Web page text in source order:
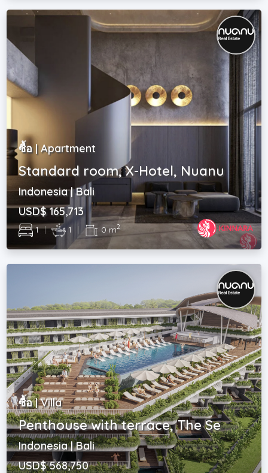
ซื้อ | Apartment
Standard room, X-Hotel, Nuanu
Indonesia | Bali
USD$ 165,713
1 | 1 | 0 m2
ซื้อ | Villa
Penthouse with terrace, The Se
Indonesia | Bali
USD$ 568,750